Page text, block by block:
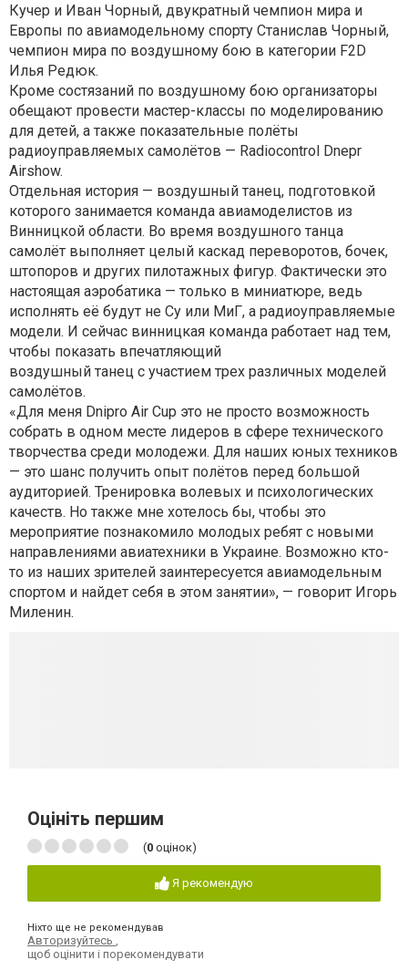
Кучер и Иван Чорный, двукратный чемпион мира и
Европы по авиамодельному спорту Станислав Чорный,
чемпион мира по воздушному бою в категории F2D
Илья Редюк.
Кроме состязаний по воздушному бою организаторы
обещают провести мастер-классы по моделированию
для детей, а также показательные полёты
радиоуправляемых самолётов — Radiocontrol Dnepr
Airshow.
Отдельная история — воздушный танец, подготовкой
которого занимается команда авиамоделистов из
Винницкой области. Во время воздушного танца
самолёт выполняет целый каскад переворотов, бочек,
штопоров и других пилотажных фигур. Фактически это
настоящая аэробатика — только в миниатюре, ведь
исполнять её будут не Су или МиГ, а радиоуправляемые
модели. И сейчас винницкая команда работает над тем,
чтобы показать впечатляющий
воздушный танец с участием трех различных моделей
самолётов.
«Для меня Dnipro Air Cup это не просто возможность
собрать в одном месте лидеров в сфере технического
творчества среди молодежи. Для наших юных техников
— это шанс получить опыт полётов перед большой
аудиторией. Тренировка волевых и психологических
качеств. Но также мне хотелось бы, чтобы это
мероприятие познакомило молодых ребят с новыми
направлениями авиатехники в Украине. Возможно кто-
то из наших зрителей заинтересуется авиамодельным
спортом и найдет себя в этом занятии», — говорит Игорь
Миленин.
Оцініть першим
(0 оцінок)
Я рекомендую
Ніхто ще не рекомендував
Авторизуйтесь ,
щоб оцінити і порекомендувати